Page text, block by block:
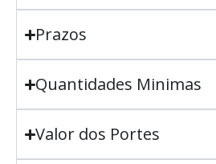
Prazos
Quantidades Minimas
Valor dos Portes